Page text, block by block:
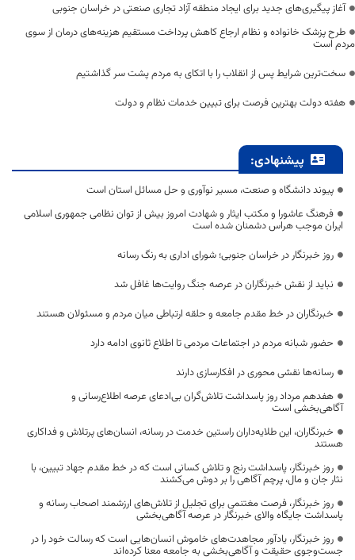
آغاز پیگیری‌های جدید برای ایجاد منطقه آزاد تجاری صنعتی در خراسان جنوبی
طرح پزشک خانواده و نظام ارجاع کاهش پرداخت مستقیم هزینه‌های درمان از سوی
مردم است
سخت‌ترین شرایط پس از انقلاب را با اتکای به مردم پشت سر گذاشتیم
هفته دولت بهترین فرصت برای تبیین خدمات نظام و دولت
پیشنهادی:
پیوند دانشگاه و صنعت، مسیر نوآوری و حل مسائل استان است
فرهنگ عاشورا و مکتب ایثار و شهادت امروز بیش از توان نظامی جمهوری اسلامی
ایران موجب هراس دشمنان شده است
روز خبرنگار در خراسان جنوبی؛ شورای اداری به رنگ رسانه
نباید از نقش خبرنگاران در عرصه جنگ روایت‌ها غافل شد
خبرنگاران در خط مقدم جامعه و حلقه ارتباطی میان مردم و مسئولان هستند
حضور شبانه مردم در اجتماعات مردمی تا اطلاع ثانوی ادامه دارد
رسانه‌ها نقشی محوری در افکارسازی دارند
هفدهم مرداد روز پاسداشت تلاش‌گران بی‌ادعای عرصه اطلاع‌رسانی و
آگاهی‌بخشی است
خبرنگاران، این طلایه‌داران راستین خدمت در رسانه، انسان‌های پرتلاش و فداکاری
هستند
روز خبرنگار، پاسداشت رنج و تلاش کسانی است که در خط مقدم جهاد تبیین، با
نثار جان و مال، پرچم آگاهی را بر دوش می‌کشند
روز خبرنگار، فرصت مغتنمی برای تجلیل از تلاش‌های ارزشمند اصحاب رسانه و
پاسداشت جایگاه والای خبرنگار در عرصه آگاهی‌بخشی
روز خبرنگار، یادآور مجاهدت‌های خاموش انسان‌هایی است که رسالت خود را در
جست‌وجوی حقیقت و آگاهی‌بخشی به جامعه معنا کرده‌اند